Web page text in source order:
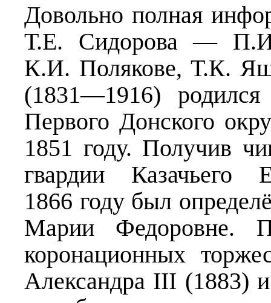
Довольно полная
Т.Е. Сидорова —
К.И. Полякове, Т.К.
(1831—1916) родился
Первого Донского
1851 году. Получив
гвардии
1866 году был
Марии Федоровне.
коронационных
Александра III (1883)